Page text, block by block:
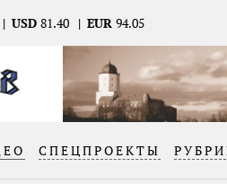
USD 81.40 EUR 94.05
СПЕЦПРОЕКТЫ